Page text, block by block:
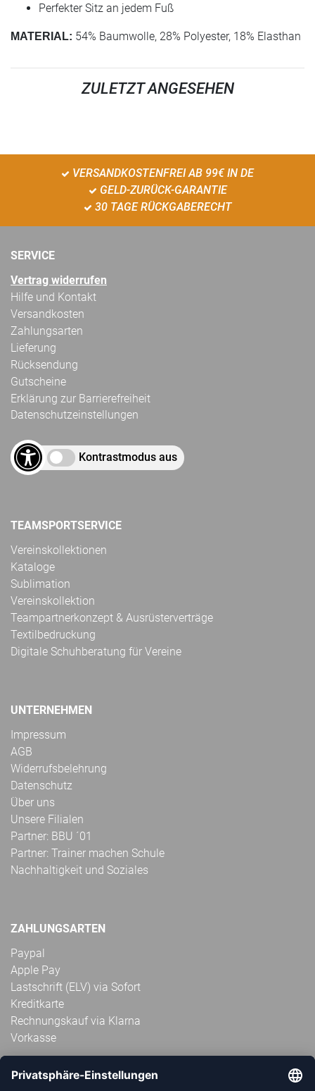
Perfekter Sitz an jedem Fuß
MATERIAL: 54% Baumwolle, 28% Polyester, 18% Elasthan
ZULETZT ANGESEHEN
VERSANDKOSTENFREI AB 99€ IN DE
GELD-ZURÜCK-GARANTIE
30 TAGE RÜCKGABERECHT
SERVICE
Vertrag widerrufen
Hilfe und Kontakt
Versandkosten
Zahlungsarten
Lieferung
Rücksendung
Gutscheine
Erklärung zur Barrierefreiheit
Datenschutzeinstellungen
Kontrastmodus aus
TEAMSPORTSERVICE
Vereinskollektionen
Kataloge
Sublimation
Vereinskollektion
Teampartnerkonzept & Ausrüsterverträge
Textilbedruckung
Digitale Schuhberatung für Vereine
UNTERNEHMEN
Impressum
AGB
Widerrufsbelehrung
Datenschutz
Über uns
Unsere Filialen
Partner: BBU ´01
Partner: Trainer machen Schule
Nachhaltigkeit und Soziales
ZAHLUNGSARTEN
Paypal
Apple Pay
Lastschrift (ELV) via Sofort
Kreditkarte
Rechnungskauf via Klarna
Vorkasse
ABONNIERE JETZT DEN KOSTENLOSEN